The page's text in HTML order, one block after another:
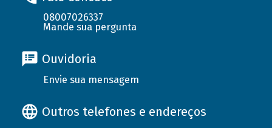
08007026337
Mande sua pergunta
Ouvidoria
Envie sua mensagem
Outros telefones e endereços